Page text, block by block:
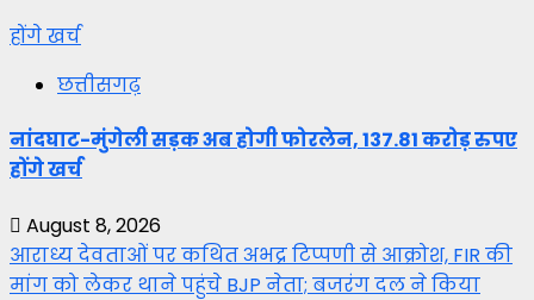
होंगे खर्च
छत्तीसगढ़
नांदघाट-मुंगेली सड़क अब होगी फोरलेन, 137.81 करोड़ रुपए
होंगे खर्च
August 8, 2026
आराध्य देवताओं पर कथित अभद्र टिप्पणी से आक्रोश, FIR की
मांग को लेकर थाने पहुंचे BJP नेता; बजरंग दल ने किया